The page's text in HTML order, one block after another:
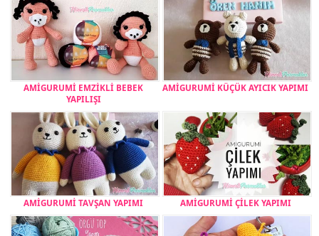
AMİGURUMİ EMZİKLİ BEBEK
YAPILIŞI
AMİGURUMİ KÜÇÜK AYICIK YAPIMI
AMİGURUMİ TAVŞAN YAPIMI AMİGURUMİ ÇİLEK YAPIMI